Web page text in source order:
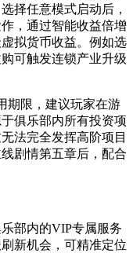
择任意模式启动后，
，通过智能收益倍增
拟货币收益。例如选
可触发连锁产业升级
期限，建议玩家在游
俱乐部内所有投资项
法完全发挥高阶项目
剧情第五章后，配合
部内的VIP专属服务
新机会，可精准定位